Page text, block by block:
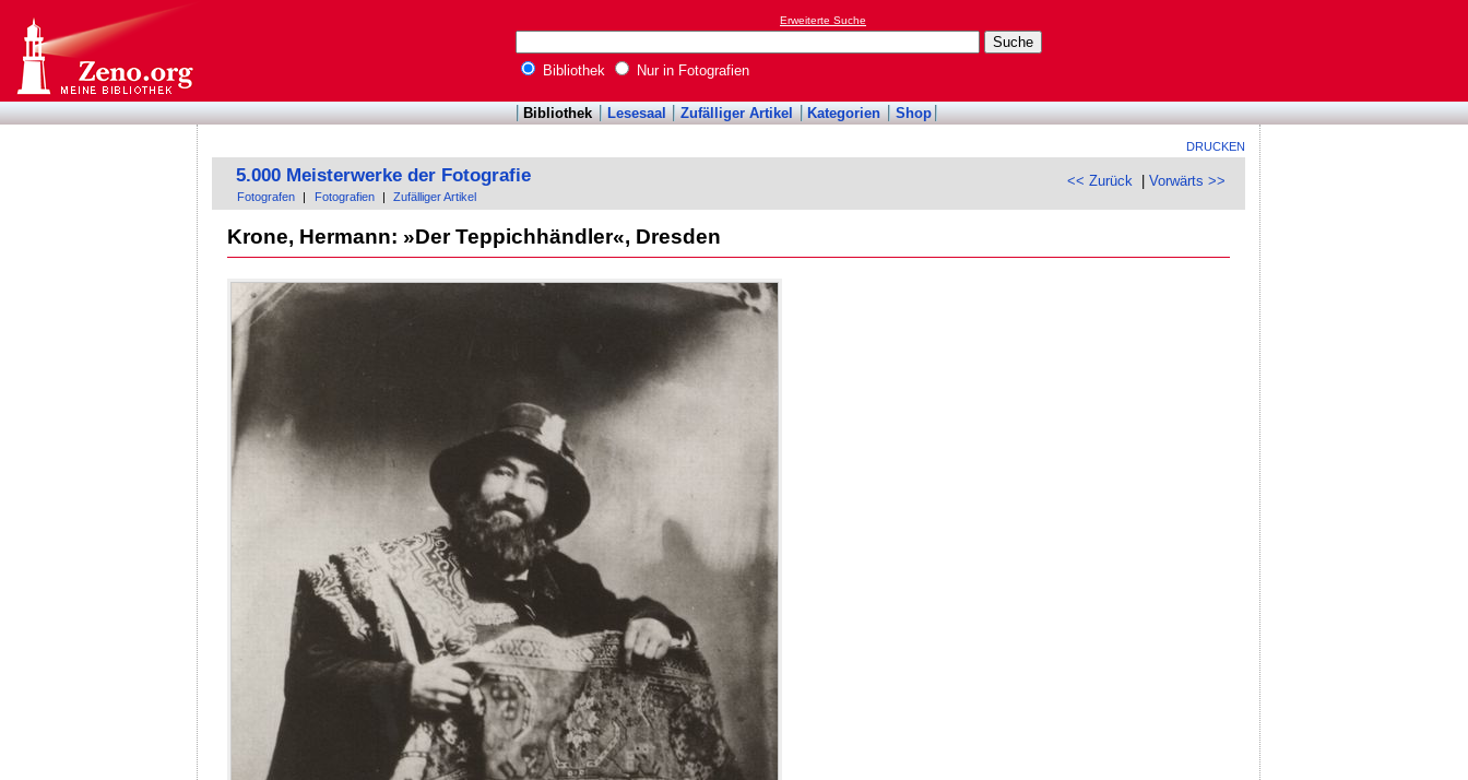
Erweiterte Suche
Bibliothek Nur in Fotografien
Bibliothek Lesesaal Zufälliger Artikel Kategorien Shop
DRUCKEN
<< Zurück |Vorwärts >>
5.000 Meisterwerke der Fotografie
Fotografen Fotografien Zufälliger Artikel
Krone, Hermann: »Der Teppichhändler«, Dresden